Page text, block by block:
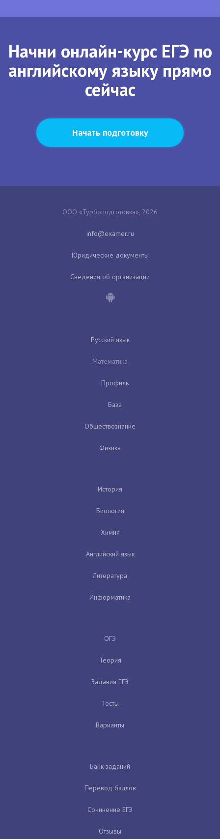
Начни онлайн-курс ЕГЭ по
английскому языку прямо
сейчас
Начать подготовку
ООО «Турбоподготовка», 2026
Юридические документы
Сведения об организации
Русский язык
Математика
Профиль
База
Обществознание
Физика
История
Биология
Химия
Английский язык
Литература
Информатика
ОГЭ
Теория
Задания ЕГЭ
Тесты
Варианты
Банк заданий
Перевод баллов
Сочинение ЕГЭ
Отзывы